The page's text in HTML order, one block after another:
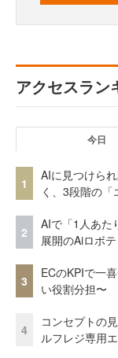
アクセスラン
今日
1
AIに見つけら
く、3段階の
2
AIで「1人あた
展開のAiロボ
3
ECのKPIで一
い役割分担〜
4
コンセプトの
ルフレジ専用